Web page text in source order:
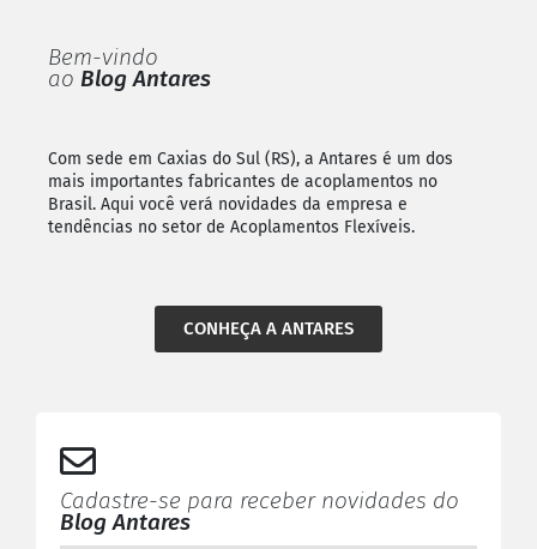
Bem-vindo
ao Blog Antares
Com sede em Caxias do Sul (RS), a Antares é um dos
mais importantes fabricantes de acoplamentos no
Brasil. Aqui você verá novidades da empresa e
tendências no setor de Acoplamentos Flexíveis.
CONHEÇA A ANTARES
Cadastre-se para receber novidades do
Blog Antares